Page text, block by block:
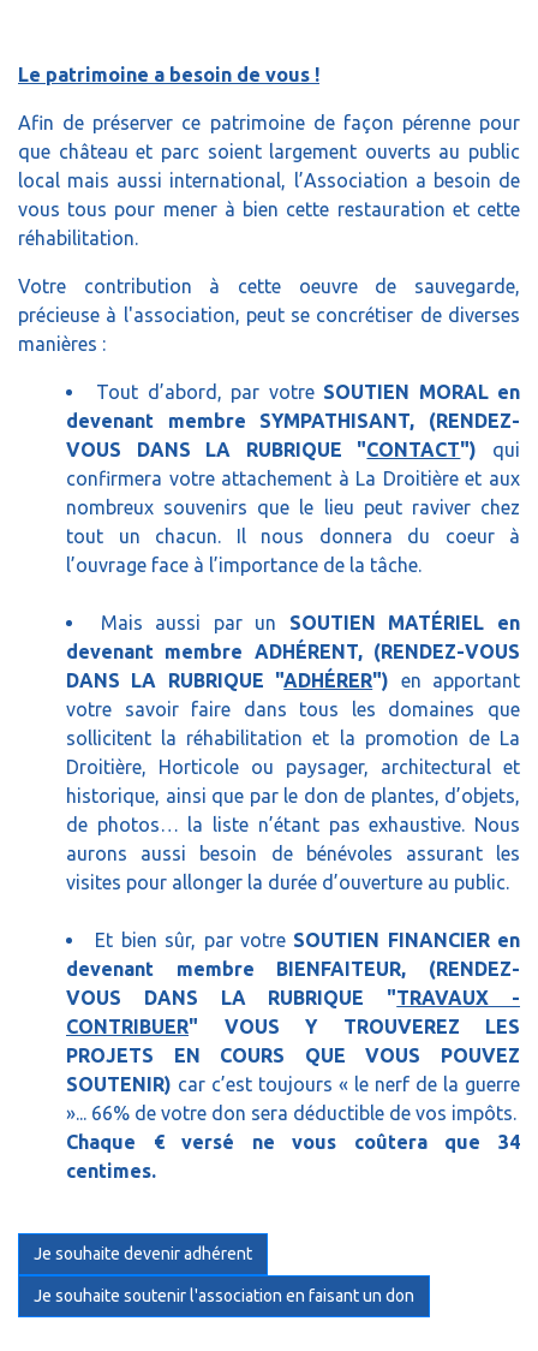
Le patrimoine a besoin de vous !
Afin de préserver ce patrimoine de façon pérenne pour
que château et parc soient largement ouverts au public
local mais aussi international, l’Association a besoin de
vous tous pour mener à bien cette restauration et cette
réhabilitation.
Votre contribution à cette oeuvre de sauvegarde,
précieuse à l'association, peut se concrétiser de diverses
manières :
Tout d’abord, par votre SOUTIEN MORAL en
devenant membre SYMPATHISANT, (RENDEZ-
VOUS DANS LA RUBRIQUE "CONTACT") qui
confirmera votre attachement à La Droitière et aux
nombreux souvenirs que le lieu peut raviver chez
tout un chacun. Il nous donnera du coeur à
l’ouvrage face à l’importance de la tâche.
Mais aussi par un SOUTIEN MATÉRIEL en
devenant membre ADHÉRENT, (RENDEZ-VOUS
DANS LA RUBRIQUE "ADHÉRER") en apportant
votre savoir faire dans tous les domaines que
sollicitent la réhabilitation et la promotion de La
Droitière, Horticole ou paysager, architectural et
historique, ainsi que par le don de plantes, d’objets,
de photos… la liste n’étant pas exhaustive. Nous
aurons aussi besoin de bénévoles assurant les
visites pour allonger la durée d’ouverture au public.
Et bien sûr, par votre SOUTIEN FINANCIER en
devenant membre BIENFAITEUR, (RENDEZ-
VOUS DANS LA RUBRIQUE "TRAVAUX -
CONTRIBUER" VOUS Y TROUVEREZ LES
PROJETS EN COURS QUE VOUS POUVEZ
SOUTENIR) car c’est toujours « le nerf de la guerre
»... 66% de votre don sera déductible de vos impôts.
Chaque € versé ne vous coûtera que 34
centimes.
Je souhaite devenir adhérent
Je souhaite soutenir l'association en faisant un don